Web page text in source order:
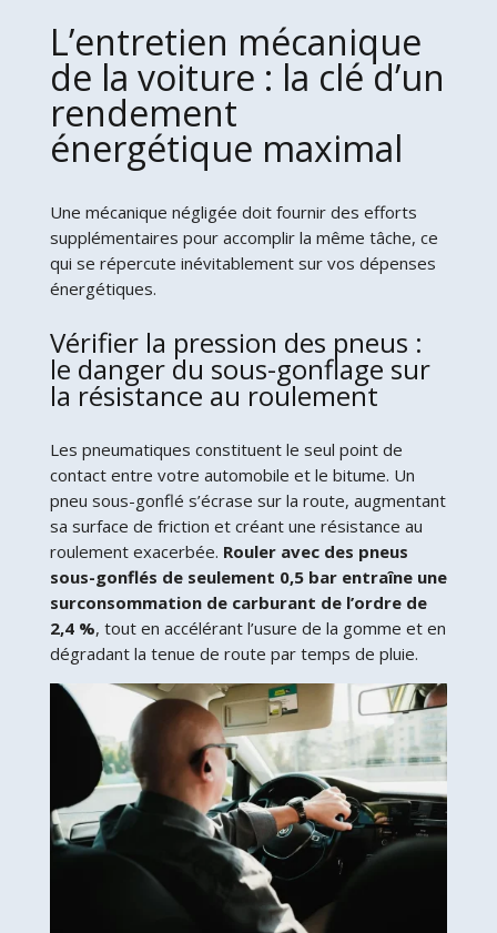
L’entretien mécanique
de la voiture : la clé d’un
rendement
énergétique maximal
Une mécanique négligée doit fournir des efforts
supplémentaires pour accomplir la même tâche, ce
qui se répercute inévitablement sur vos dépenses
énergétiques.
Vérifier la pression des pneus :
le danger du sous-gonflage sur
la résistance au roulement
Les pneumatiques constituent le seul point de
contact entre votre automobile et le bitume. Un
pneu sous-gonflé s’écrase sur la route, augmentant
sa surface de friction et créant une résistance au
roulement exacerbée. Rouler avec des pneus
sous-gonflés de seulement 0,5 bar entraîne une
surconsommation de carburant de l’ordre de
2,4 %, tout en accélérant l’usure de la gomme et en
dégradant la tenue de route par temps de pluie.